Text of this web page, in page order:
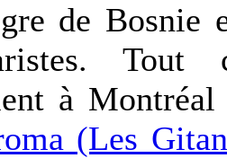
de Bosnie
Tout
à
(Les